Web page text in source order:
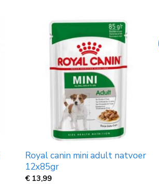
Royal canin mini adult natvoer
12x85gr
€ 13,99